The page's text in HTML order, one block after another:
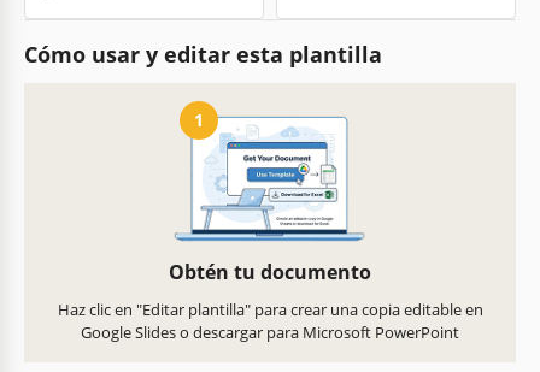
Cómo usar y editar esta plantilla
1
Obtén tu documento
Haz clic en "Editar plantilla" para crear una copia editable en
Google Slides o descargar para Microsoft PowerPoint